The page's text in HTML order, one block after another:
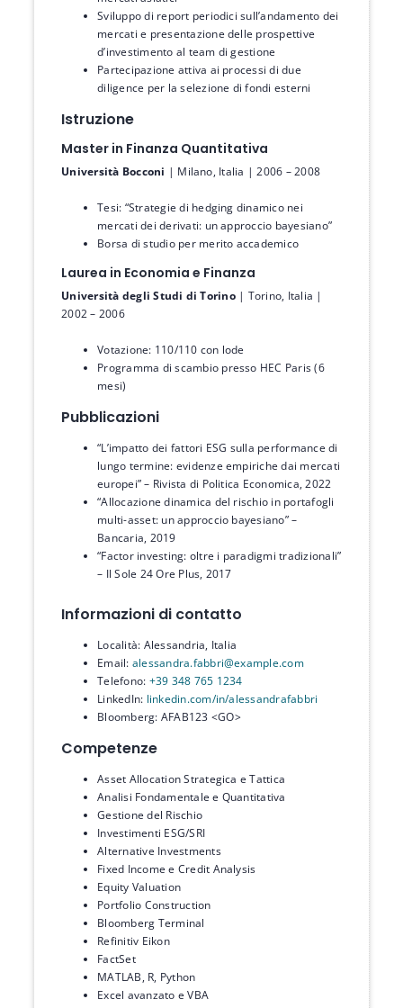
Sviluppo di report periodici sull’andamento dei
mercati e presentazione delle prospettive
d’investimento al team di gestione
Partecipazione attiva ai processi di due
diligence per la selezione di fondi esterni
Istruzione
Master in Finanza Quantitativa
Università Bocconi | Milano, Italia | 2006 – 2008
Tesi: “Strategie di hedging dinamico nei
mercati dei derivati: un approccio bayesiano”
Borsa di studio per merito accademico
Laurea in Economia e Finanza
Università degli Studi di Torino| Torino, Italia |
2002 – 2006
Votazione: 110/110 con lode
Programma di scambio presso HEC Paris (6
mesi)
Pubblicazioni
“L’impatto dei fattori ESG sulla performance di
lungo termine: evidenze empiriche dai mercati
europei” – Rivista di Politica Economica, 2022
“Allocazione dinamica del rischio in portafogli
multi-asset: un approccio bayesiano” –
Bancaria, 2019
“Factor investing: oltre i paradigmi tradizionali”
– Il Sole 24 Ore Plus, 2017
Informazioni di contatto
Località: Alessandria, Italia
Email: alessandra.fabbri@example.com
Telefono: +39 348 765 1234
LinkedIn: linkedin.com/in/alessandrafabbri
Bloomberg: AFAB123 <GO>
Competenze
Asset Allocation Strategica e Tattica
Analisi Fondamentale e Quantitativa
Gestione del Rischio
Investimenti ESG/SRI
Alternative Investments
Fixed Income e Credit Analysis
Equity Valuation
Portfolio Construction
Bloomberg Terminal
Refinitiv Eikon
FactSet
MATLAB, R, Python
Excel avanzato e VBA